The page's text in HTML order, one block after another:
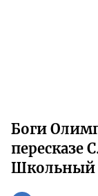
Боги
пересказе
Школьный